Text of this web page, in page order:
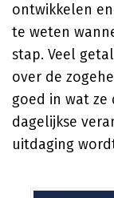
ontwikkelen
te weten
stap. Veel
over de
goed in wat
dagelijkse
uitdaging